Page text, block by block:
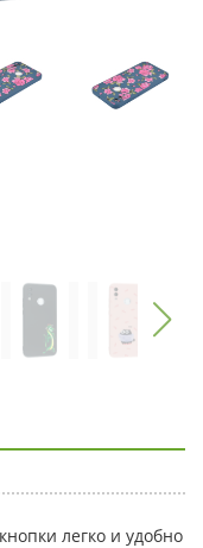
легко и удобно